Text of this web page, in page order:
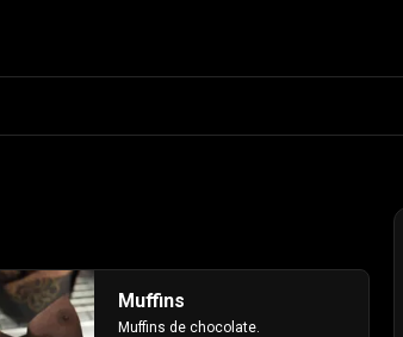
Muffins
Muffins de chocolate.